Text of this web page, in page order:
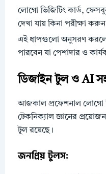
লোগো ভিজিটিং কার্ড,
দেখা যায় কিনা পরীক্ষা
এই ধাপগুলো অনুসরণ
পারবেন যা পেশাদার ও
ডিজাইন টুল ও AI
আজকাল প্রফেশনাল লোগো
টেকনিক্যাল জ্ঞানের
টুল রয়েছে।
জনপ্রিয় টুলস: